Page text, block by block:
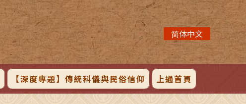
简体中文
【深度專題】傳統科儀與民俗信仰 上通首頁